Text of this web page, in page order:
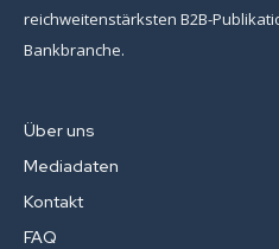
reichweitenstärksten B2B-
Bankbranche.
Über uns
Mediadaten
Kontakt
FAQ